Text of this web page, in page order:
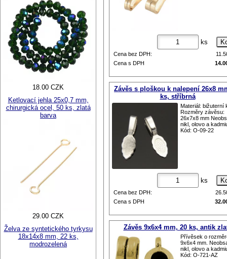
ks
Cena bez DPH:
Cena s DPH
Závěs s ploškou k nalepení 26x8
ks, stříbrná
Materiál: bižuterní
Rozměry závěsu:
26x7x8 mm
nikl, olovo a
Kód: O-09-22
ks
Cena bez DPH:
Cena s DPH
Závěs 9x6x4 mm, 20 ks, antik
Přívěsek o
9x6x4 mm.
nikl, olovo a
Kód: O-721-AZ
18.00 CZK
Ketlovací jehla 25x0,7 mm,
chirurgická ocel, 50 ks, zlatá
barva
29.00 CZK
Želva ze syntetického tyrkysu
18x14x8 mm, 22 ks,
modrozelená